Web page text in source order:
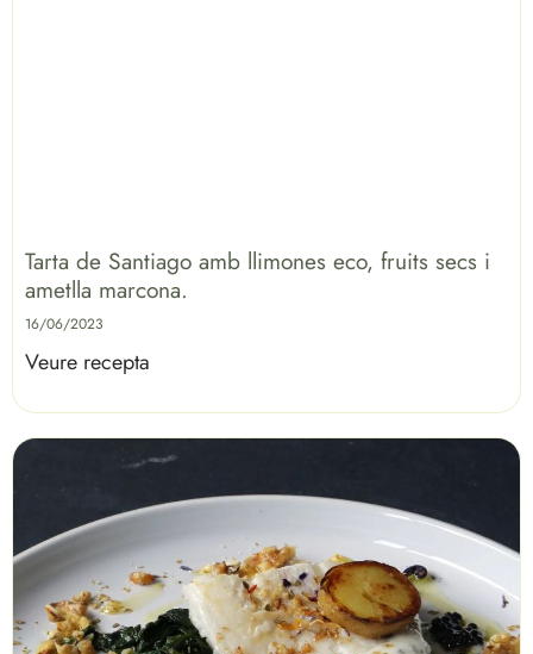
Tarta de Santiago amb llimones eco, fruits secs i
ametlla marcona.
16/06/2023
Veure recepta